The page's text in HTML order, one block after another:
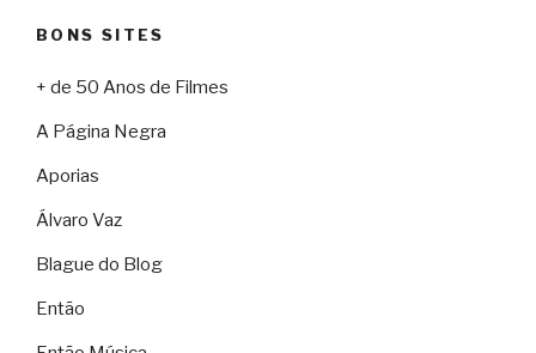
BONS SITES
+ de 50 Anos de Filmes
A Página Negra
Aporias
Álvaro Vaz
Blague do Blog
Então